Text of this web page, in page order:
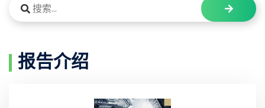
报告介绍